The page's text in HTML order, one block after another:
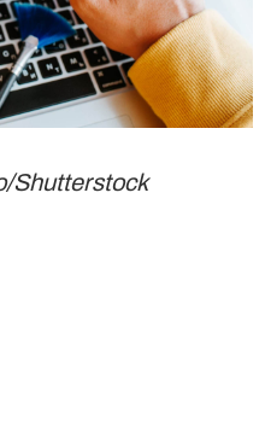
Shutterstock